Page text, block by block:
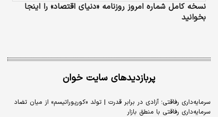
نسخه کامل شماره امروز روزنامه «دنیای‌ اقتصاد» را اینجا
بخوانید
پربازدیدهای سایت خوان
سرمایه‌داری رفاقتی؛ آزادی در برابر قدرت | تولد «کورپوراتیسم» از میان تضاد
سرمایه‌داری رفاقتی با منطق بازار